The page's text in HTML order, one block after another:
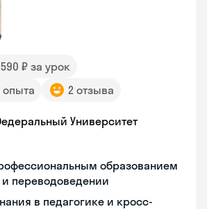
₽ за урок
2 отзыва
Университет
образованием
переводоведении
в педагогике и кросс-